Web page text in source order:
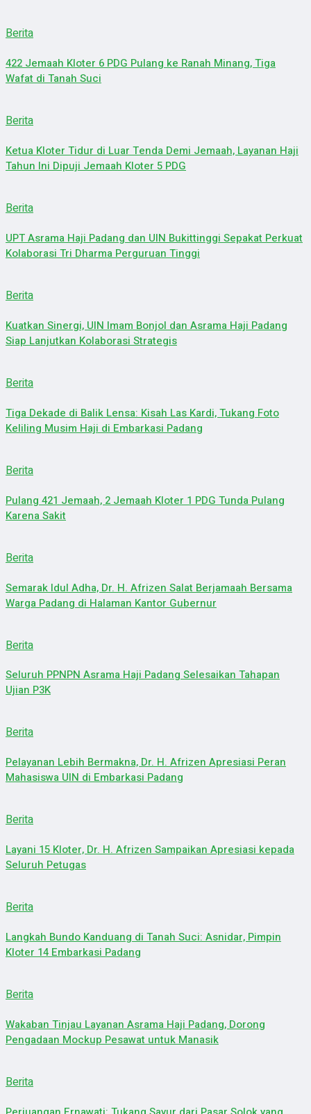
Berita
422 Jemaah Kloter 6 PDG Pulang ke Ranah Minang, Tiga
Wafat di Tanah Suci
Berita
Ketua Kloter Tidur di Luar Tenda Demi Jemaah, Layanan Haji
Tahun Ini Dipuji Jemaah Kloter 5 PDG
Berita
UPT Asrama Haji Padang dan UIN Bukittinggi Sepakat Perkuat
Kolaborasi Tri Dharma Perguruan Tinggi
Berita
Kuatkan Sinergi, UIN Imam Bonjol dan Asrama Haji Padang
Siap Lanjutkan Kolaborasi Strategis
Berita
Tiga Dekade di Balik Lensa: Kisah Las Kardi, Tukang Foto
Keliling Musim Haji di Embarkasi Padang
Berita
Pulang 421 Jemaah, 2 Jemaah Kloter 1 PDG Tunda Pulang
Karena Sakit
Berita
Semarak Idul Adha, Dr. H. Afrizen Salat Berjamaah Bersama
Warga Padang di Halaman Kantor Gubernur
Berita
Seluruh PPNPN Asrama Haji Padang Selesaikan Tahapan
Ujian P3K
Berita
Pelayanan Lebih Bermakna, Dr. H. Afrizen Apresiasi Peran
Mahasiswa UIN di Embarkasi Padang
Berita
Layani 15 Kloter, Dr. H. Afrizen Sampaikan Apresiasi kepada
Seluruh Petugas
Berita
Langkah Bundo Kanduang di Tanah Suci: Asnidar, Pimpin
Kloter 14 Embarkasi Padang
Berita
Wakaban Tinjau Layanan Asrama Haji Padang, Dorong
Pengadaan Mockup Pesawat untuk Manasik
Berita